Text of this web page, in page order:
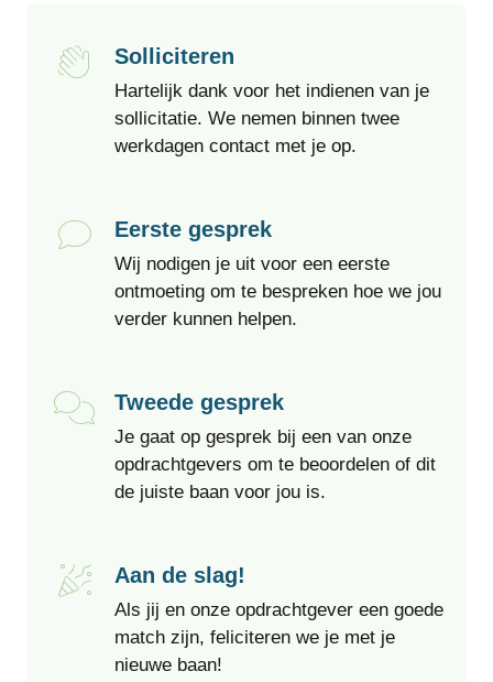
Solliciteren
Hartelijk dank voor het indienen van je
sollicitatie. We nemen binnen twee
werkdagen contact met je op.
Eerste gesprek
Wij nodigen je uit voor een eerste
ontmoeting om te bespreken hoe we jou
verder kunnen helpen.
Tweede gesprek
Je gaat op gesprek bij een van onze
opdrachtgevers om te beoordelen of dit
de juiste baan voor jou is.
Aan de slag!
Als jij en onze opdrachtgever een goede
match zijn, feliciteren we je met je
nieuwe baan!